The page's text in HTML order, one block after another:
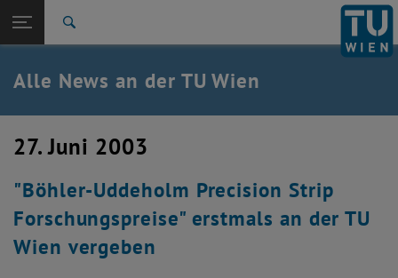
TU Login
Quicklinks
Quicklinks-Menü umschalten
Studium
Karriere
Zurück: Subseiten von TU Wien Startseite auflisten
Zurück zur letzten Ebene:
TU Wien Startseite
Übersicht
Alle News an der TU Wien
27. Juni 2003
"Böhler-Uddeholm Precision Strip
Forschungspreise" erstmals an der TU
Wien vergeben